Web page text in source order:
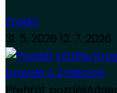
Zradci
31. 5. 2026 12. 7. 2026